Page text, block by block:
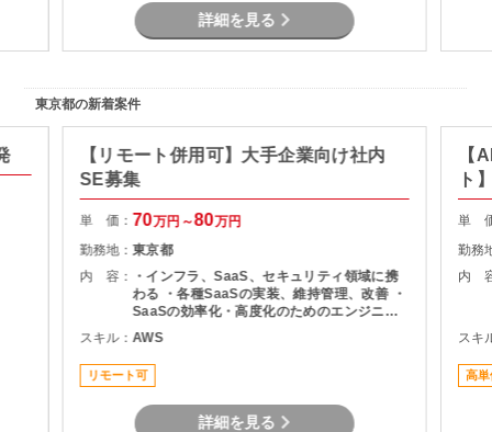
詳細を見る
東京都の新着案件
【リモート併用可】大手企業向け社内
SE募集
単 価： 70万円～80万円
勤務地：東京都
内 容：
・インフラ、SaaS、セキュリティ領域に携
わる ・各種SaaSの実装、維持管理、改善 ・
SaaSの効率化・高度化のためのエンジニア
リング ・SaaSのシステム課題・障害に対す
る対策の計画と実装 ・社内NWやオンプレサ
ーバの運用保守 ・拠点のネットワーク配備担
当
スキル：AWS
リモート可
詳細を見る
【
ト
単
勤務
内
スキ
高単